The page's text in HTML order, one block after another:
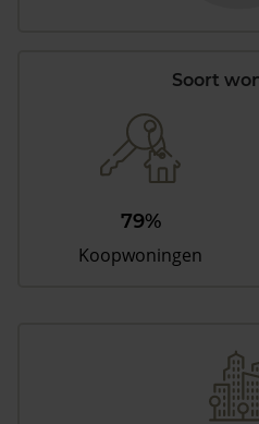
Soort
79%
Koopwoningen